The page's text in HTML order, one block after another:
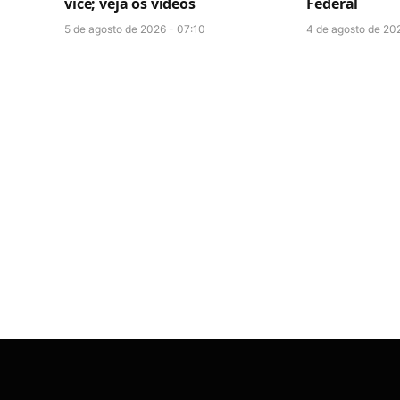
5 de agosto de 2026 - 07:10 4 de agosto de